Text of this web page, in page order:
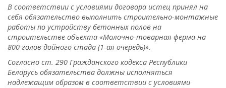
В соответствии с условиями договора истец принял на
себя обязательство выполнить строительно-монтажные
работы по устройству бетонных полов на
строительстве объекта «Молочно-товарная ферма на
800 голов дойного стада (1-ая очередь)».
Согласно ст. 290 Гражданского кодекса Республики
Беларусь обязательства должны исполняться
надлежащим образом в соответствии с условиями